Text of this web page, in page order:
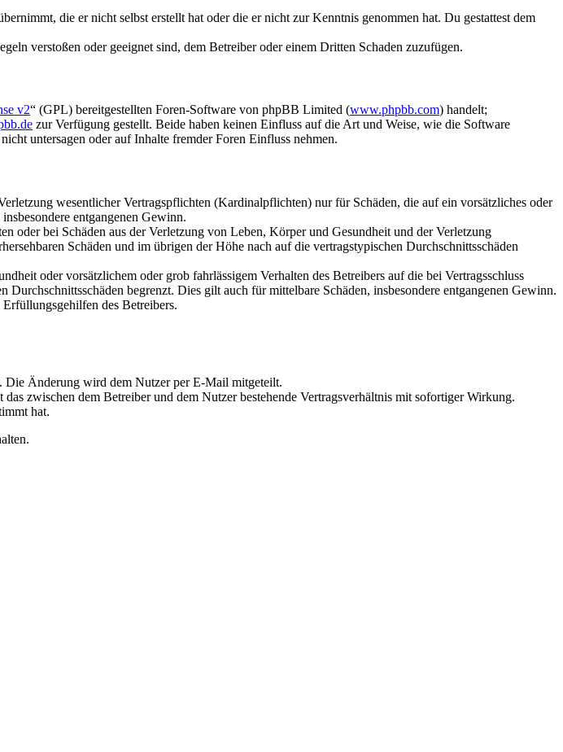
die er nicht selbst erstellt hat oder die er nicht zur Kenntnis genommen hat. Du gestattest dem
verstoßen oder geeignet sind, dem Betreiber oder einem Dritten Schaden zuzufügen.
v2“ (GPL) bereitgestellten Foren-Software von phpBB Limited (www.phpbb.com) handelt;
zur Verfügung gestellt. Beide haben keinen Einfluss auf die Art und Weise, wie die Software
untersagen oder auf Inhalte fremder Foren Einfluss nehmen.
wesentlicher Vertragspflichten (Kardinalpflichten) nur für Schäden, die auf ein vorsätzliches oder
entgangenen Gewinn.
oder bei Schäden aus der Verletzung von Leben, Körper und Gesundheit und der Verletzung
Schäden und im übrigen der Höhe nach auf die vertragstypischen Durchschnittsschäden
oder vorsätzlichem oder grob fahrlässigem Verhalten des Betreibers auf die bei Vertragsschluss
begrenzt. Dies gilt auch für mittelbare Schäden, insbesondere entgangenen Gewinn.
des Betreibers.
Die Änderung wird dem Nutzer per E-Mail mitgeteilt.
zwischen dem Betreiber und dem Nutzer bestehende Vertragsverhältnis mit sofortiger Wirkung.
hat.